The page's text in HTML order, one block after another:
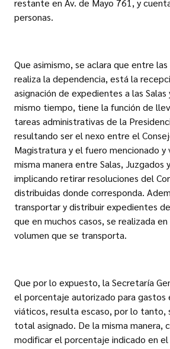
restante en Av. de Mayo 761, y
personas.
Que asimismo, se aclara que entre
realiza la dependencia, está la
asignación de expedientes a las Salas
mismo tiempo, tiene la función de
tareas administrativas de la
resultando ser el nexo entre el
Magistratura y el fuero mencionado y
misma manera entre Salas, Juzgados
implicando retirar resoluciones del
distribuidas donde corresponda.
transportar y distribuir expedientes
que en muchos casos, se realizada
volumen que se transporta.
Que por lo expuesto, la Secretaría
el porcentaje autorizado para gastos
viáticos, resulta escaso, por lo tanto,
total asignado. De la misma manera,
modificar el porcentaje indicado en